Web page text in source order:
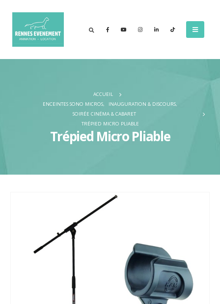
ACCUEIL
ENCEINTES SONO MICROS, INAUGURATION & DISCOURS,
SOIRÉE CINÉMA & CABARET
TRÉPIED MICRO PLIABLE
Trépied Micro Pliable